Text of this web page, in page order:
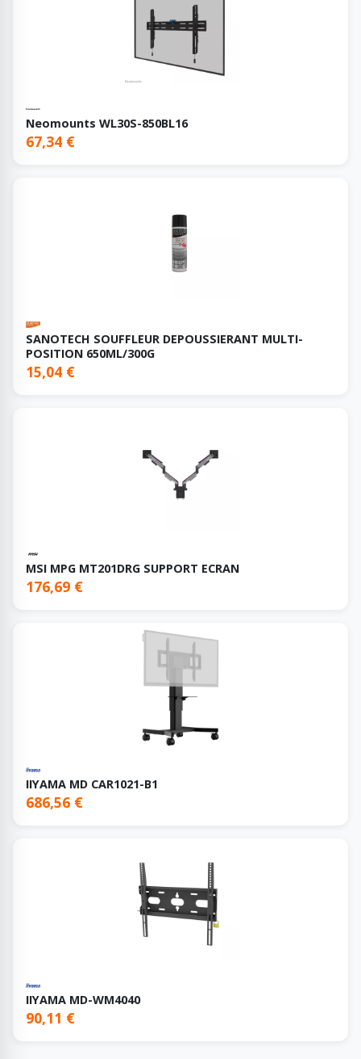
Neomounts WL30S-850BL16
67,34 €
SANOTECH SOUFFLEUR DEPOUSSIERANT MULTI-
POSITION 650ML/300G
15,04 €
MSI MPG MT201DRG SUPPORT ECRAN
176,69 €
IIYAMA MD CAR1021-B1
686,56 €
IIYAMA MD-WM4040
90,11 €